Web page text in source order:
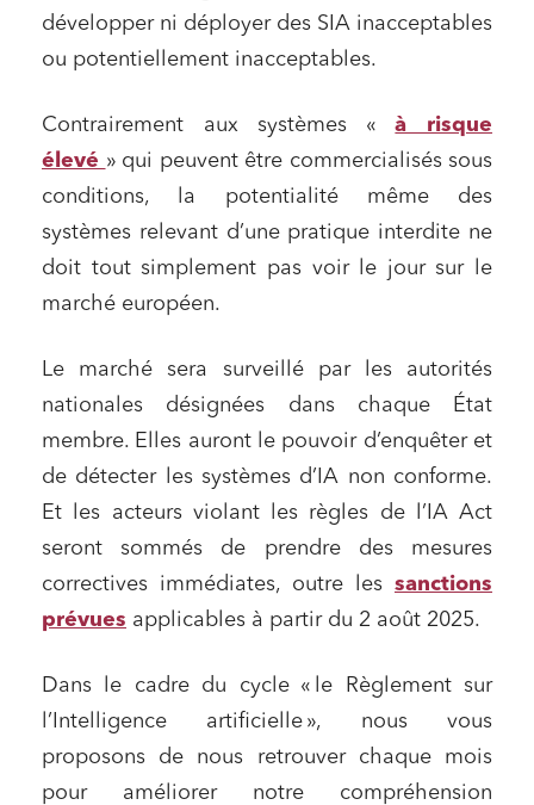
développer ni déployer des SIA inacceptables
ou potentiellement inacceptables.
Contrairement aux systèmes «à risque
élevé » qui peuvent être commercialisés sous
conditions, la potentialité même des
systèmes relevant d’une pratique interdite ne
doit tout simplement pas voir le jour sur le
marché européen.
Le marché sera surveillé par les autorités
nationales désignées dans chaque État
membre. Elles auront le pouvoir d’enquêter et
de détecter les systèmes d’IA non conforme.
Et les acteurs violant les règles de l’IA Act
seront sommés de prendre des mesures
correctives immédiates, outre les sanctions
prévues applicables à partir du 2 août 2025.
Dans le cadre du cycle « le Règlement sur
l’Intelligence artificielle », nous vous
proposons de nous retrouver chaque mois
pour améliorer notre compréhension